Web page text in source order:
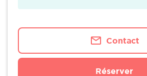
Contact
Réserver